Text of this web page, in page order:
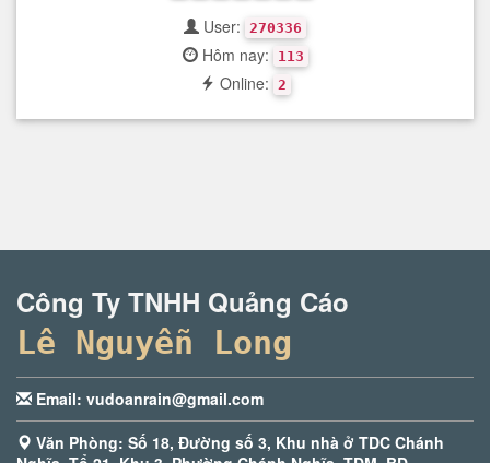
User: 270336
Hôm nay: 113
Online: 2
Công Ty TNHH Quảng Cáo
Lê Nguyễn Long
Email: vudoanrain@gmail.com
Văn Phòng: Số 18, Đường số 3, Khu nhà ở TDC Chánh